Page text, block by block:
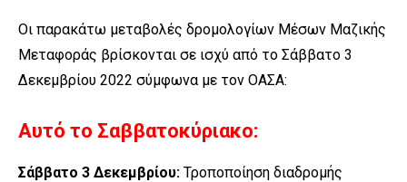
Οι παρακάτω μεταβολές δρομολογίων Μέσων Μαζικής
Μεταφοράς βρίσκονται σε ισχύ από το Σάββατο 3
Δεκεμβρίου 2022 σύμφωνα με τον ΟΑΣΑ:
Αυτό το Σαββατοκύριακο:
Σάββατο 3 Δεκεμβρίου: Τροποποίηση διαδρομής